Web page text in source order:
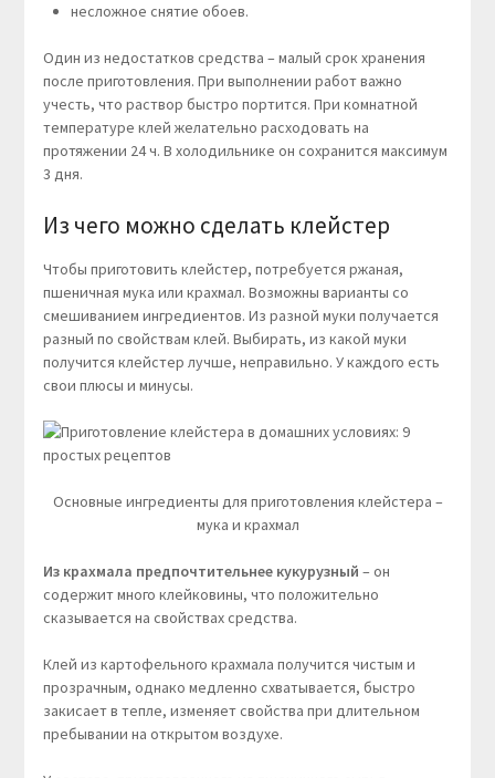
несложное снятие обоев.
Один из недостатков средства – малый срок хранения
после приготовления. При выполнении работ важно
учесть, что раствор быстро портится. При комнатной
температуре клей желательно расходовать на
протяжении 24 ч. В холодильнике он сохранится максимум
3 дня.
Из чего можно сделать клейстер
Чтобы приготовить клейстер, потребуется ржаная,
пшеничная мука или крахмал. Возможны варианты со
смешиванием ингредиентов. Из разной муки получается
разный по свойствам клей. Выбирать, из какой муки
получится клейстер лучше, неправильно. У каждого есть
свои плюсы и минусы.
Основные ингредиенты для приготовления клейстера –
мука и крахмал
Из крахмала предпочтительнее кукурузный – он
содержит много клейковины, что положительно
сказывается на свойствах средства.
Клей из картофельного крахмала получится чистым и
прозрачным, однако медленно схватывается, быстро
закисает в тепле, изменяет свойства при длительном
пребывании на открытом воздухе.